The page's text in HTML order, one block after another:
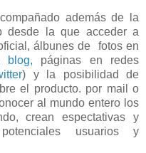
además de la
desde la que acceder a
álbunes de fotos en
blog, páginas en redes
) y la posibilidad de
el producto. por mail o
al mundo entero los
crean espectativas y
usuarios y